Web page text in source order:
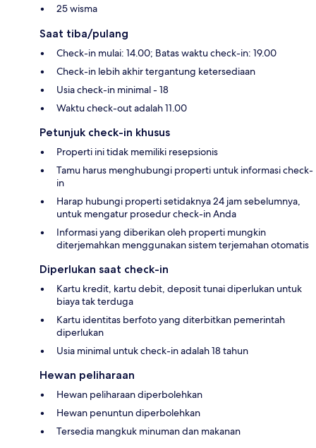
25 wisma
Saat tiba/pulang
Check-in mulai: 14.00; Batas waktu check-in: 19.00
Check-in lebih akhir tergantung ketersediaan
Usia check-in minimal - 18
Waktu check-out adalah 11.00
Petunjuk check-in khusus
Properti ini tidak memiliki resepsionis
Tamu harus menghubungi properti untuk informasi check-
in
Harap hubungi properti setidaknya 24 jam sebelumnya,
untuk mengatur prosedur check-in Anda
Informasi yang diberikan oleh properti mungkin
diterjemahkan menggunakan sistem terjemahan otomatis
Diperlukan saat check-in
Kartu kredit, kartu debit, deposit tunai diperlukan untuk
biaya tak terduga
Kartu identitas berfoto yang diterbitkan pemerintah
diperlukan
Usia minimal untuk check-in adalah 18 tahun
Hewan peliharaan
Hewan peliharaan diperbolehkan
Hewan penuntun diperbolehkan
Tersedia mangkuk minuman dan makanan